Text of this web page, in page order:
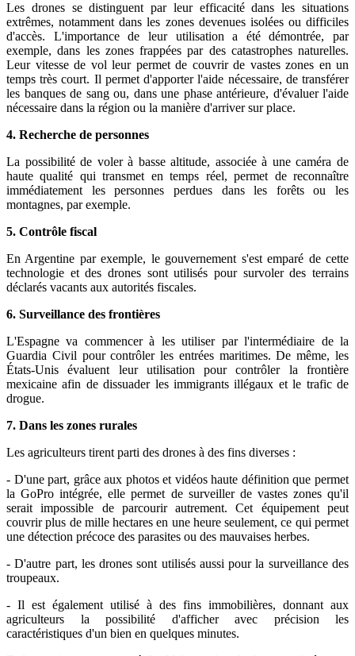
Les drones se distinguent par leur efficacité dans les situations
extrêmes, notamment dans les zones devenues isolées ou difficiles
d'accès. L'importance de leur utilisation a été démontrée, par
exemple, dans les zones frappées par des catastrophes naturelles.
Leur vitesse de vol leur permet de couvrir de vastes zones en un
temps très court. Il permet d'apporter l'aide nécessaire, de transférer
les banques de sang ou, dans une phase antérieure, d'évaluer l'aide
nécessaire dans la région ou la manière d'arriver sur place.
4. Recherche de personnes
La possibilité de voler à basse altitude, associée à une caméra de
haute qualité qui transmet en temps réel, permet de reconnaître
immédiatement les personnes perdues dans les forêts ou les
montagnes, par exemple.
5. Contrôle fiscal
En Argentine par exemple, le gouvernement s'est emparé de cette
technologie et des drones sont utilisés pour survoler des terrains
déclarés vacants aux autorités fiscales.
6. Surveillance des frontières
L'Espagne va commencer à les utiliser par l'intermédiaire de la
Guardia Civil pour contrôler les entrées maritimes. De même, les
États-Unis évaluent leur utilisation pour contrôler la frontière
mexicaine afin de dissuader les immigrants illégaux et le trafic de
drogue.
7. Dans les zones rurales
Les agriculteurs tirent parti des drones à des fins diverses :
- D'une part, grâce aux photos et vidéos haute définition que permet
la GoPro intégrée, elle permet de surveiller de vastes zones qu'il
serait impossible de parcourir autrement. Cet équipement peut
couvrir plus de mille hectares en une heure seulement, ce qui permet
une détection précoce des parasites ou des mauvaises herbes.
- D'autre part, les drones sont utilisés aussi pour la surveillance des
troupeaux.
- Il est également utilisé à des fins immobilières, donnant aux
agriculteurs la possibilité d'afficher avec précision les
caractéristiques d'un bien en quelques minutes.